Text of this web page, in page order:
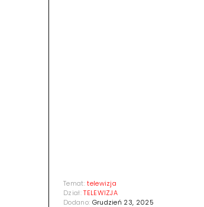
Temat:telewizja
Dział:TELEWIZJA
Dodano: Grudzień 23, 2025